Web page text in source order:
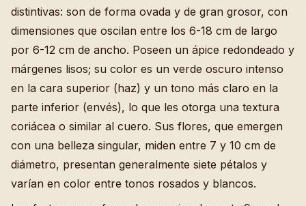
distintivas: son de forma ovada y de gran grosor, con
dimensiones que oscilan entre los 6-18 cm de largo
por 6-12 cm de ancho. Poseen un ápice redondeado y
márgenes lisos; su color es un verde oscuro intenso
en la cara superior (haz) y un tono más claro en la
parte inferior (envés), lo que les otorga una textura
coriácea o similar al cuero. Sus flores, que emergen
con una belleza singular, miden entre 7 y 10 cm de
diámetro, presentan generalmente siete pétalos y
varían en color entre tonos rosados y blancos.